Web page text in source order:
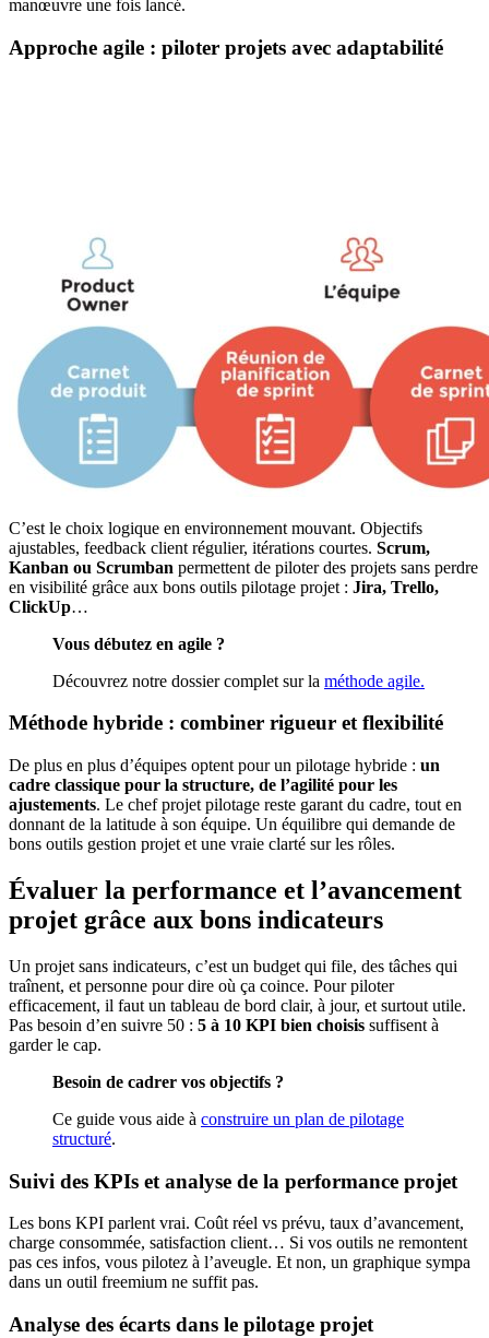
manœuvre une fois lancé.
Approche agile : piloter projets avec adaptabilité
C’est le choix logique en environnement mouvant. Objectifs
ajustables, feedback client régulier, itérations courtes. Scrum,
Kanban ou Scrumban permettent de piloter des projets sans perdre
en visibilité grâce aux bons outils pilotage projet : Jira, Trello,
ClickUp…
Vous débutez en agile ?
Découvrez notre dossier complet sur la méthode agile.
Méthode hybride : combiner rigueur et flexibilité
De plus en plus d’équipes optent pour un pilotage hybride : un
cadre classique pour la structure, de l’agilité pour les
ajustements. Le chef projet pilotage reste garant du cadre, tout en
donnant de la latitude à son équipe. Un équilibre qui demande de
bons outils gestion projet et une vraie clarté sur les rôles.
Évaluer la performance et l’avancement
projet grâce aux bons indicateurs
Un projet sans indicateurs, c’est un budget qui file, des tâches qui
traînent, et personne pour dire où ça coince. Pour piloter
efficacement, il faut un tableau de bord clair, à jour, et surtout utile.
Pas besoin d’en suivre 50 : 5 à 10 KPI bien choisis suffisent à
garder le cap.
Besoin de cadrer vos objectifs ?
Ce guide vous aide à construire un plan de pilotage
structuré.
Suivi des KPIs et analyse de la performance projet
Les bons KPI parlent vrai. Coût réel vs prévu, taux d’avancement,
charge consommée, satisfaction client… Si vos outils ne remontent
pas ces infos, vous pilotez à l’aveugle. Et non, un graphique sympa
dans un outil freemium ne suffit pas.
Analyse des écarts dans le pilotage projet